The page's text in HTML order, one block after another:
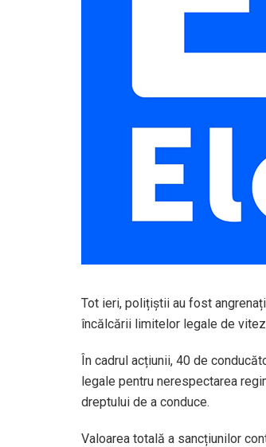
Tot ieri, polițiștii au fost
încălcării limitelor legale de
În cadrul acțiunii, 40 de
legale pentru nerespectarea
dreptului de a conduce.
Valoarea totală a sancțiunilor